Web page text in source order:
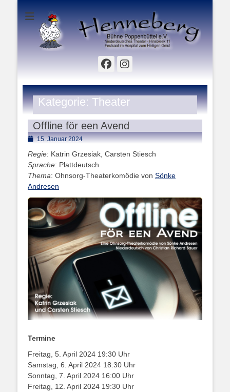
Henneberg Bühne
Poppenbüttel e.V.
Hinsbleek 11 - Festsaal im Hospital zum Heiligen Geist
Facebook
Instagram
Kategorie: Theater
Offline för een Avend
Posted15. Januar 2024
Regie: Katrin Grzesiak, Carsten Stiesch
Sprache: Plattdeutsch
Thema: Ohnsorg-Theaterkomödie von Sönke
Andresen
Termine
Freitag, 5. April 2024 19:30 Uhr
Samstag, 6. April 2024 18:30 Uhr
Sonntag, 7. April 2024 16:00 Uhr
Freitag, 12. April 2024 19:30 Uhr